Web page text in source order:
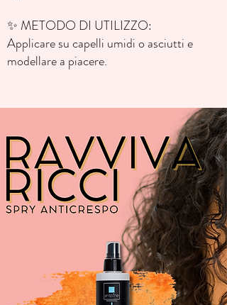
✨ METODO DI UTILIZZO:
Applicare su capelli umidi o asciutti e
modellare a piacere.